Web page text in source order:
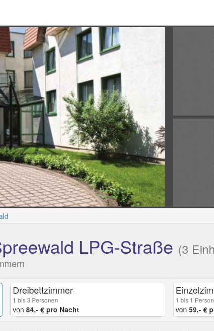
LPG-Straße (3
Dreibettzimmer
1 bis 3 Personen
von 84,- € pro Nacht
1 bis 1
von 59,- €